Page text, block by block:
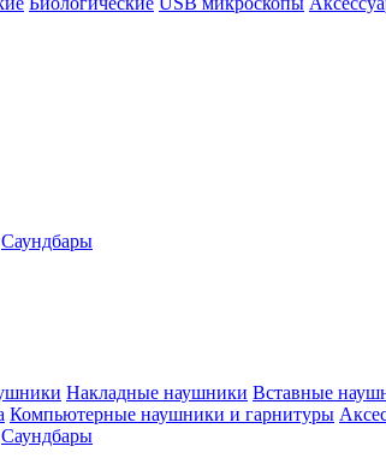
Саундбары
Накладные наушники Вставные
Компьютерные наушники и гарнитуры
Саундбары